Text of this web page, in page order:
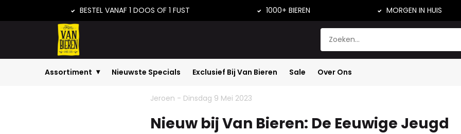
BESTEL VANAF 1 DOOS OF 1 FUST 1000+ BIEREN MORGEN IN HUIS
Assortiment Nieuwste Specials Exclusief Bij Van Bieren Sale Over Ons
Home Nieuw bij Van Bieren: De Eeuwi... Nieuws
Jeroen - Dinsdag 9 Mei 2023
Nieuw bij Van Bieren: De Eeuwige Jeugd